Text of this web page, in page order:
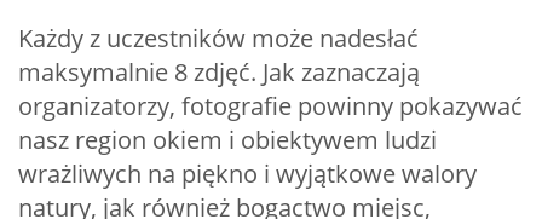
Każdy z uczestników może nadesłać
maksymalnie 8 zdjęć. Jak zaznaczają
organizatorzy, fotografie powinny pokazywać
nasz region okiem i obiektywem ludzi
wrażliwych na piękno i wyjątkowe walory
natury, jak również bogactwo miejsc,